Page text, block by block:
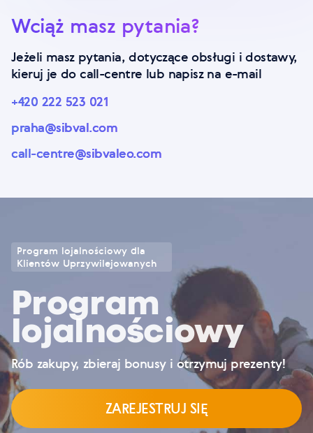
Wciąż masz pytania?
Jeżeli masz pytania, dotyczące obsługi i dostawy,
kieruj je do call-centre lub napisz na e-mail
+420 222 523 021
praha@sibval.com
call-centre@sibvaleo.com
Program lojalnościowy dla
Klientów Uprzywilejowanych
Program
lojalnościowy
Rób zakupy, zbieraj bonusy i otrzymuj prezenty!
ZAREJESTRUJ SIĘ